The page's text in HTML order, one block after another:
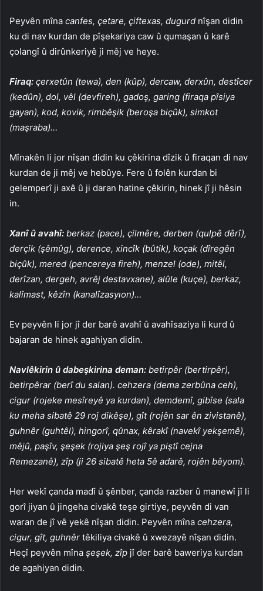
Peyvên mîna canfes, çetare, çiftexas, dugurd nîşan didin
ku di nav kurdan de pîşekariya caw û qumaşan û karê
çolangî û dirûnkeriyê ji mêj ve heye.
Firaq: çerxetûn (tewa), den (kûp), dercaw, derxûn, destîcer
(kedûn), dol, vêl (devfireh), gadoş, garing (firaqa pîsiya
gayan), kod, kovik, rimbêşik (beroşa biçûk), simkot
(maşraba)…
Mînakên li jor nîşan didin ku çêkirina dîzik û firaqan di nav
kurdan de ji mêj ve hebûye. Fere û folên kurdan bi
gelemperî ji axê û ji daran hatine çêkirin, hinek jî ji hêsin
in.
Xanî û avahî: berkaz (pace), çilmêre, derben (qulpê dêrî),
derçik (şêmûg), derence, xincîk (bûtik), koçak (dîregên
biçûk), mered (pencereya fireh), menzel (ode), mitêl,
derîzan, dergeh, avrêj destavxane), alûle (kuçe), berkaz,
kalîmast, kêzîn (kanalîzasyıon)…
Ev peyvên li jor jî der barê avahî û avahîsaziya li kurd û
bajaran de hinek agahiyan didin.
Navlêkirin û dabeşkirina deman: betirpêr (bertirpêr),
betirpêrar (berî du salan). cehzera (dema zerbûna ceh),
cigur (rojeke mesîreyê ya kurdan), demdemî, gibîse (sala
ku meha sibatê 29 roj dikêşe), gît (rojên sar ên zivistanê),
guhnêr (guhtêl), hingorî, qûnax, kêrakî (navekî yekşemê),
mêjû, paşîv, şeşek (rojiya şeş rojî ya piştî cejna
Remezanê), zîp (ji 26 sibatê heta 5ê adarê, rojên bêyom).
Her wekî çanda madî û şênber, çanda razber û manewî jî li
gorî jiyan û jingeha civakê teşe girtiye, peyvên di van
waran de jî vê yekê nîşan didin. Peyvên mîna cehzera,
cigur, gît, guhnêr têkiliya civakê û xwezayê nîşan didin.
Heçî peyvên mîna şeşek, zîp jî der barê baweriya kurdan
de agahiyan didin.